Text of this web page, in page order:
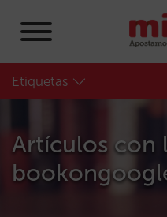
Etiquetas
Artículos con